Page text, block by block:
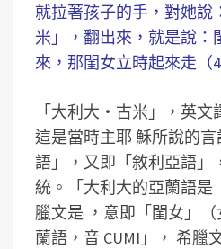
就拉著孩子的手，對她
米」，翻出來，就是說：
來，那閨女立時起來走（
「大利大‧古米」，英文
這是當時主耶 穌所說的
語」，又即「敘利亞語」
統。「大利大的亞蘭語是
臘文是 ，意即「閨女」
蘭語 ，音 CUMI」， 希臘